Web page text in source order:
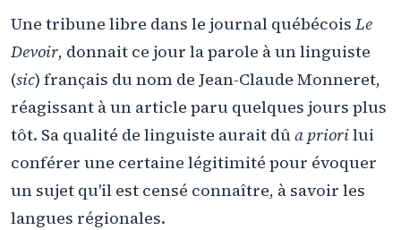
Une tribune libre dans le journal québécois Le
Devoir, donnait ce jour la parole à un linguiste
(sic) français du nom de Jean-Claude Monneret,
réagissant à un article paru quelques jours plus
tôt. Sa qualité de linguiste aurait dûa priorilui
conférer une certaine légitimité pour évoquer
un sujet qu'il est censé connaître, à savoir les
langues régionales.